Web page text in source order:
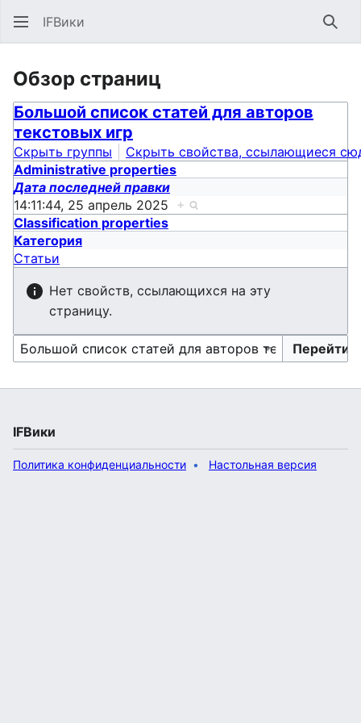
IFВики
Обзор страниц
Большой список статей для авторов
текстовых игр
Скрыть группы
Скрыть свойства, ссылающиеся
Administrative properties
Дата последней правки
14:11:44, 25 апрель 2025 +
Classification properties
Категория
Статьи
Нет свойств, ссылающихся на эту
страницу.
IFВики
Политика конфиденциальности Настольная версия